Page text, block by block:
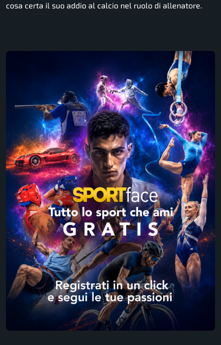
cosa certa il suo addio al calcio nel ruolo di allenatore.